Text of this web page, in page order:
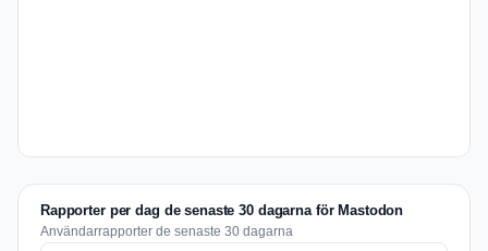
Rapporter per dag de senaste 30 dagarna för Mastodon
Användarrapporter de senaste 30 dagarna